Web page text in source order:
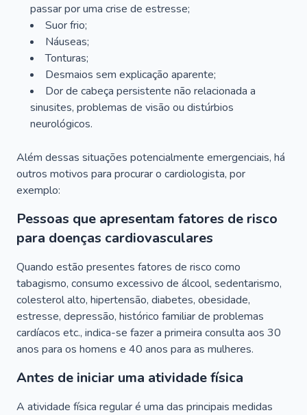
passar por uma crise de estresse;
Suor frio;
Náuseas;
Tonturas;
Desmaios sem explicação aparente;
Dor de cabeça persistente não relacionada a
sinusites, problemas de visão ou distúrbios
neurológicos.
Além dessas situações potencialmente emergenciais, há
outros motivos para procurar o cardiologista, por
exemplo:
Pessoas que apresentam fatores de risco
para doenças cardiovasculares
Quando estão presentes fatores de risco como
tabagismo, consumo excessivo de álcool, sedentarismo,
colesterol alto, hipertensão, diabetes, obesidade,
estresse, depressão, histórico familiar de problemas
cardíacos etc., indica-se fazer a primeira consulta aos 30
anos para os homens e 40 anos para as mulheres.
Antes de iniciar uma atividade física
A atividade física regular é uma das principais medidas